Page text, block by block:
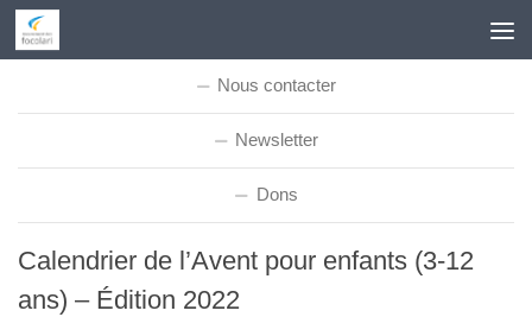
Skip to content
Nous contacter
Newsletter
Dons
Calendrier de l’Avent pour enfants (3-12
ans) – Édition 2022